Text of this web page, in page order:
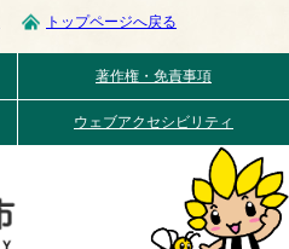
トップページへ戻る
著作権・免責事項
ウェブアクセシビリティ